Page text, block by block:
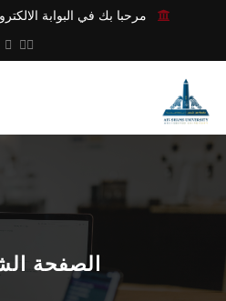
مرحبا بك في البوابة
الصفحة